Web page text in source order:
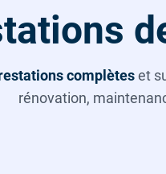
complèteset
rénovation,